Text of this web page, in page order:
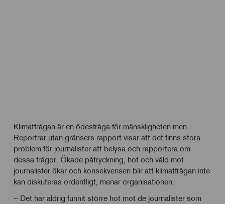
Klimatfrågan är en ödesfråga för mänskligheten men
Reportrar utan gränsers rapport visar att det finns stora
problem för journalister att belysa och rapportera om
dessa frågor. Ökade påtryckning, hot och våld mot
journalister ökar och konsekvensen blir att klimatfrågan inte
kan diskuteras ordentligt, menar organisationen.
– Det har aldrig funnit större hot mot de journalister som